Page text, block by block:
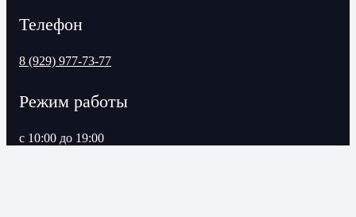
Телефон
8 (929) 977-73-77
Режим работы
с 10:00 до 19:00